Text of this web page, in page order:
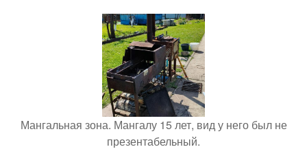
Мангальная зона. Мангалу 15 лет, вид у него был не
презентабельный.